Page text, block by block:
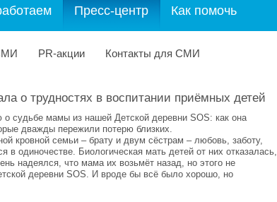
Пресс-центр Как помочь
PR-акции Контакты для СМИ
о трудностях в воспитании приёмных детей
о судьбе мамы из нашей Детской деревни SOS: как она
дважды пережили потерю близких.
кровной семьи – брату и двум сёстрам – любовь, заботу,
в одиночестве. Биологическая мать детей от них отказалась,
надеялся, что мама их возьмёт назад, но этого не
деревни SOS. И вроде бы всё было хорошо, но